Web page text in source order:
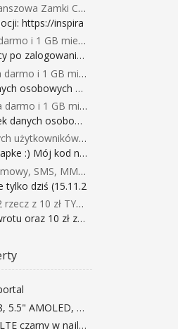
Zamki Caladale za 39zł
https://inspira
i 1 GB miesięcznie
zalogowaniu do
i 1 GB miesięcznie
osobowych a nieo
i 1 GB miesięcznie
osobowych
Google Pay (dawniej Android Pay)
:) Mój kod na 40
6 miesięcy za darmo za przeniesienie numeru do Play NEXT
tylko dziś (15.11.2
10 zł TYLKO DZISIAJ
oraz 10 zł za r
Homecare AICALL V8, 5.5" AMOLED, 4/128GB, Snapdragon 652, LTE, QC3.0, 3400mAh za 416zł
HTC U Ultra 4/64GB LTE czarny w najlepszej cenie na rynku 799 zł!!!